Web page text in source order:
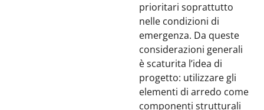
prioritari soprattutto
nelle condizioni di
emergenza. Da queste
considerazioni generali
è scaturita l’idea di
progetto: utilizzare gli
elementi di arredo come
componenti strutturali